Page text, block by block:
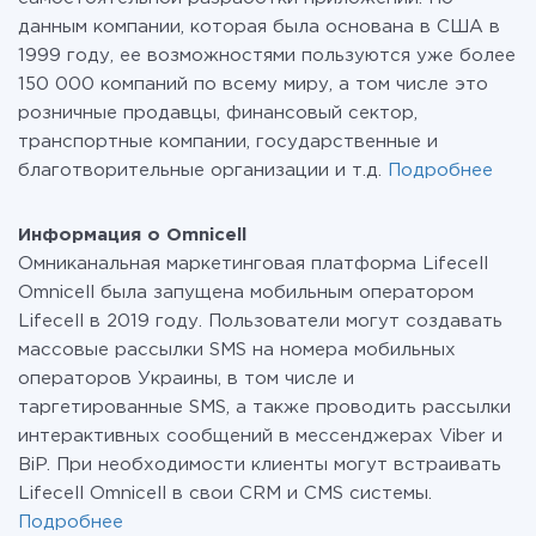
данным компании, которая была основана в США в
1999 году, ее возможностями пользуются уже более
150 000 компаний по всему миру, а том числе это
розничные продавцы, финансовый сектор,
транспортные компании, государственные и
благотворительные организации и т.д.
Подробнее
Информация о Omnicell
Омниканальная маркетинговая платформа Lifecell
Omnicell была запущена мобильным оператором
Lifecell в 2019 году. Пользователи могут создавать
массовые рассылки SMS на номера мобильных
операторов Украины, в том числе и
таргетированные SMS, а также проводить рассылки
интерактивных сообщений в мессенджерах Viber и
BiP. При необходимости клиенты могут встраивать
Lifecell Omnicell в свои CRM и CMS системы.
Подробнее